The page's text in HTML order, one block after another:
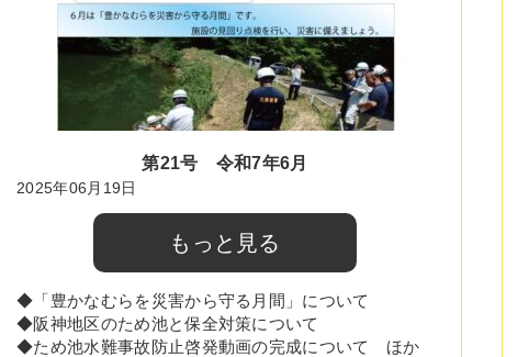
第21号 令和7年6月
2025年06月19日
もっと見る
◆「豊かなむらを災害から守る月間」について
◆阪神地区のため池と保全対策について
◆ため池水難事故防止啓発動画の完成について ほか